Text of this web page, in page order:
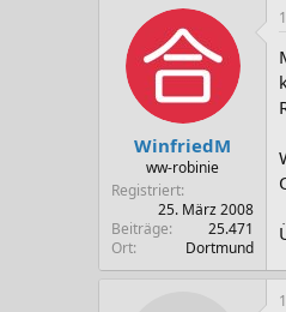
WinfriedM
ww-robinie
Registriert
25. März 2008
Beiträge
25.471
Ort
Dortmund